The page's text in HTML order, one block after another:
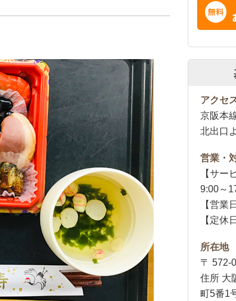
アクセ
京阪本
北出口
営業・
【サー
9:00～
【営業
【定休
所在地
〒 572-
住所 大
町5番1